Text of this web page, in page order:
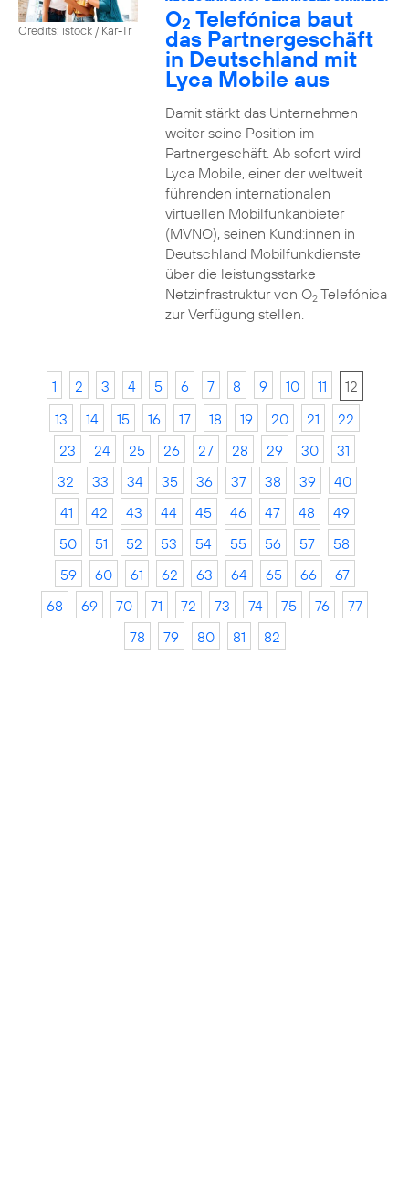
Credits: istock / Kar-Tr O2 Telefónica baut
das Partnergeschäft
in Deutschland mit
Lyca Mobile aus
Damit stärkt das Unternehmen
weiter seine Position im
Partnergeschäft. Ab sofort wird
Lyca Mobile, einer der weltweit
führenden internationalen
virtuellen Mobilfunkanbieter
(MVNO), seinen Kund:innen in
Deutschland Mobilfunkdienste
über die leistungsstarke
Netzinfrastruktur von O2Telefónica
zur Verfügung stellen.
1 2 3 4 5 6 7 8 9 10 11
12
13
14 15 16 17 18 19 20 21
22
23
24 25 26 27 28 29 30
31
32
33 34 35 36 37 38 39
40
41
42 43 44 45 46 47 48
49
50
51 52 53 54 55 56 57
58
59
60 61 62 63 64 65 66
67
68
69 70 71 72 73 74 75 76
77
78
79 80 81 82